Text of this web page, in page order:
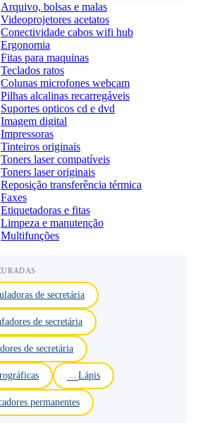
Arquivo, bolsas e malas
Videoprojetores acetatos
Conectividade cabos wifi hub
Ergonomia
Fitas para maquinas
Teclados ratos
Colunas microfones webcam
Pilhas alcalinas recarregáveis
Suportes opticos cd e dvd
Imagem digital
Impressoras
Tinteiros originais
Toners laser compatíveis
Toners laser originais
Reposição transferência térmica
Faxes
Etiquetadoras e fitas
Limpeza e manutenção
Multifunções
de secretária
de secretária
de secretária
Lápis
permanentes